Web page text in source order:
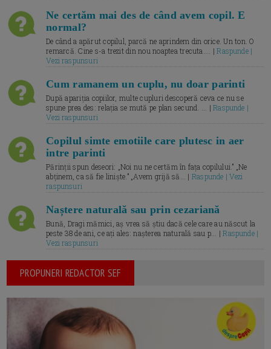
Ne certăm mai des de când avem copil. E
normal?
De când a apărut copilul, parcă ne aprindem din orice. Un ton. O
remarcă. Cine s-a trezit din nou noaptea trecuta.... |Raspunde |
Vezi raspunsuri
Cum ramanem un cuplu, nu doar parinti
După apariția copiilor, multe cupluri descoperă ceva ce nu se
spune prea des: relația se mută pe plan secund. ... |Raspunde |
Vezi raspunsuri
Copilul simte emotiile care plutesc in aer
intre parinti
Părinții spun deseori: „Noi nu ne certăm în fața copilului.” „Ne
abținem, ca să fie liniște.” „Avem grijă să... | Raspunde | Vezi
raspunsuri
Naștere naturală sau prin cezariană
Bună, Dragi mămici, aș vrea să știu dacă cele care au născut la
peste 38 de ani, ce ați ales: nașterea naturală sau p... |Raspunde |
Vezi raspunsuri
PROPUNERI REDACTOR SEF